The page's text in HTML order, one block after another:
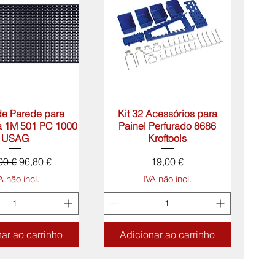
rápida
Parede para
1M 501 PC 1000
USAG
normal
€ Preço promocional
96,80 €
não incl.
ao carrinho
Visualização rápida
Kit 32 Acessórios para
Painel Perfurado 8686
Kroftools
Preço
19,00 €
IVA não incl.
Adicionar ao carrinho